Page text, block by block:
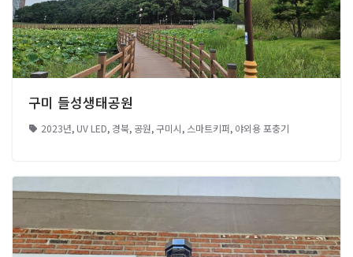
구미 들성생태공원
2023년, UV LED, 경북, 공원,구미시, 스마트키퍼, 야외용 포충기